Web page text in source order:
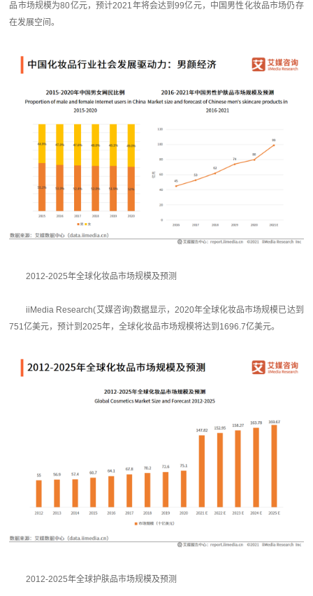
品市场规模为80亿元，预计2021年将会达到99亿元，中国男性化妆品市场仍存
在发展空间。
2012-2025年全球化妆品市场规模及预测
iiMedia Research(艾媒咨询)数据显示，2020年全球化妆品市场规模已达到
751亿美元，预计到2025年，全球化妆品市场规模将达到1696.7亿美元。
2012-2025年全球护肤品市场规模及预测